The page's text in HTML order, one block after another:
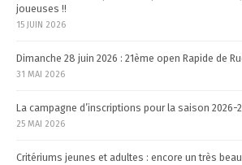
joueuses !!
15 JUIN 2026
Dimanche 28 juin 2026 : 21ème open Rapide de
31 MAI 2026
La campagne d’inscriptions pour la saison 2026-
25 MAI 2026
Critériums jeunes et adultes : encore un très